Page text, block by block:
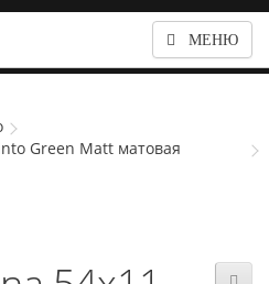
МЕНЮ
Green Matt матовая